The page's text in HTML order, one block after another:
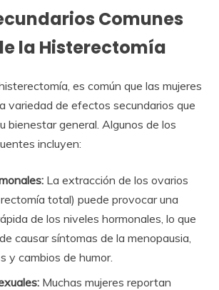
Comunes
la Histerectomía
es común que las mujeres
variedad de efectos secundarios que
bienestar general. Algunos de los
incluyen:
La extracción de los ovarios
total) puede provocar una
de los niveles hormonales, lo que
causar síntomas de la menopausia,
y cambios de humor.
Muchas mujeres reportan